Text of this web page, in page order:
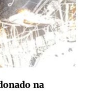
na